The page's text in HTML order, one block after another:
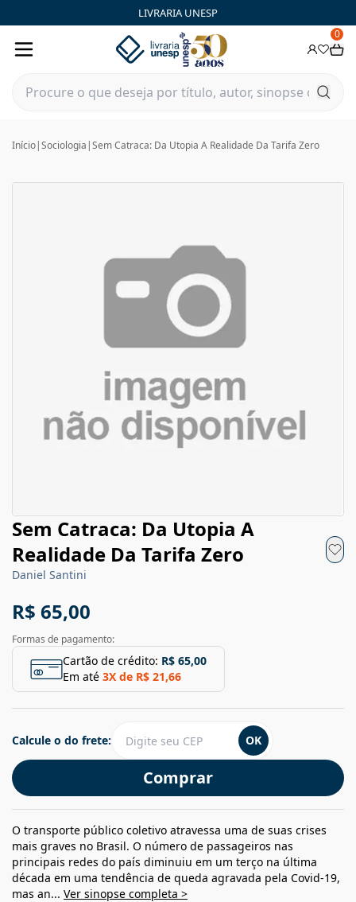
LIVRARIA UNESP
0
Início|Sociologia |Sem Catraca: Da Utopia A Realidade Da Tarifa Zero
Sem Catraca: Da Utopia A
Realidade Da Tarifa Zero
Daniel Santini
R$ 65,00
Formas de pagamento:
Cartão de crédito: R$ 65,00
Em até 3X de R$ 21,66
Comprar
Calcule o do frete: OK
O transporte público coletivo atravessa uma de suas crises
mais graves no Brasil. O número de passageiros nas
principais redes do país diminuiu em um terço na última
década em uma tendência de queda agravada pela Covid-19,
mas an... Ver sinopse completa >